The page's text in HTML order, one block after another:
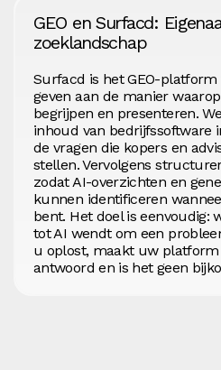
GEO en Surfacd:
zoeklandschap
Surfacd is het GEO-
geven aan de manier
begrijpen en presenteren.
inhoud van bedrijfssoftware
de vragen die kopers en
stellen. Vervolgens
zodat AI-overzichten en
kunnen identificeren
bent. Het doel is eenvoudig:
tot AI wendt om een
u oplost, maakt uw
antwoord en is het geen